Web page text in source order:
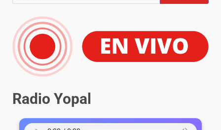
Radio Yopal